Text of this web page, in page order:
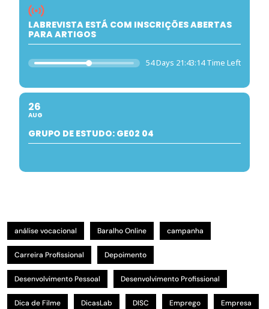
LABREVISTA ESTÁ COM INSCRIÇÕES ABERTAS
PARA ARTIGOS
54 Days 21:43:13 Time Left
26
AUG
GRUPO DE ESTUDO: GE02 04
análise vocacional Baralho Online campanha
Carreira Profissional Depoimento
Desenvolvimento Pessoal Desenvolvimento Profissional
Dica de Filme DicasLab DISC Emprego Empresa